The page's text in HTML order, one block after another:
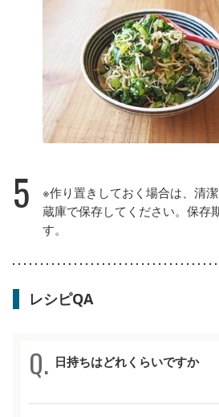
5
※作り置きしておく場合は、清
蔵庫で保存してください。保存
す。
レシピQA
日持ちはどれくらいですか